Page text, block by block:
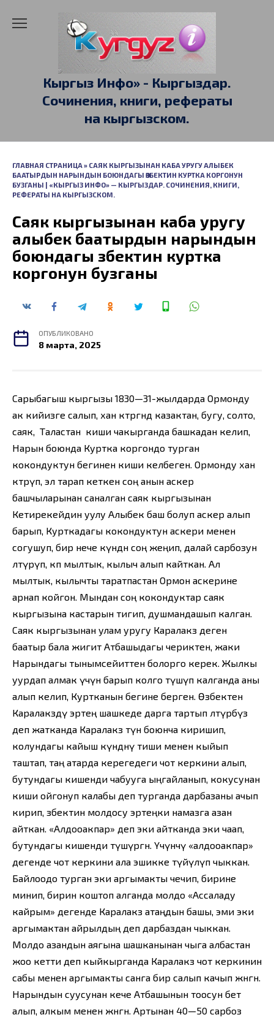
Кыргыз Инфо» - Кыргыздар.
Сочинения, книги, рефераты
на кыргызском.
ГЛАВНАЯ СТРАНИЦА» САЯК КЫРГЫЗЫНАН КАБА УРУГУ АЛЫБЕК
БААТЫРДЫН НАРЫНДЫН БОЮНДАГЫ ӨЗБЕКТИН КУРТКА КОРГОНУН
БУЗГАНЫ | «КЫРГЫЗ ИНФО» — КЫРГЫЗДАР. СОЧИНЕНИЯ, КНИГИ,
РЕФЕРАТЫ НА КЫРГЫЗСКОМ.
Саяк кыргызынан каба уругу
алыбек баатырдын нарындын
боюндагы өзбектин куртка
коргонун бузганы
ОПУБЛИКОВАНО
8 марта, 2025
Сарыбагыш кыргызы 1830—31-жылдарда Ормонду
ак кийизге салып, хан көтөргөндө казактан, бугу, солто,
саяк, Таластан киши чакырганда башкадан келип,
Нарын боюнда Куртка коргондо турган
кокондуктун бегинен киши келбеген. Ормонду хан
көтөрүп, эл тарап кеткен соң анын аскер
башчыларынан саналган саяк кыргызынан
Кетирекейдин уулу Алыбек баш болуп аскер алып
барып, Курткадагы кокондуктун аскери менен
согушуп, бир нече күндөн соң жеңип, далай сарбозун
өлтүрүп, көп мылтык, кылыч алып кайткан. Ал
мылтык, кылычты таратпастан Ормон аскерине
арнап койгон. Мындан соң кокондуктар саяк
кыргызына кастарын тигип, душмандашып калган.
Саяк кыргызынан улам уругу Каралакөз деген
баатыр бала жигит Атбашыдагы чериктен, жаки
Нарындагы тынымсейиттен болорго керек. Жылкы
уурдап алмак үчүн барып колго түшүп калганда аны
алып келип, Куртканын бегине берген. Өзбектен
Каралакөздү эртең шашкеде дарга тартып өлтүрөбүз
деп жатканда Каралакөз түн боюнча киришип,
колундагы кайыш күндөнү тиши менен кыйып
таштап, таң атарда керегедеги чот керкини алып,
бутундагы кишенди чабууга ыңгайланып, кокусунан
киши ойгонуп калабы деп турганда дарбазаны ачып
кирип, өзбектин молдосу эртеңки намазга азан
айткан. «Алдооакпар» деп эки айтканда эки чаап,
бутундагы кишенди түшүргөн. Үчүнчү «алдооакпар»
дегенде чот керкини ала эшикке түйүлүп чыккан.
Байлоодо турган эки аргымакты чечип, бирине
минип, бирин коштоп алганда молдо «Ассаладу
кайрым» дегенде Каралакөз атаңдын башы, эми эки
аргымактан айрылдың деп дарбаздан чыккан.
Молдо азандын аягына шашканынан чыга албастан
жоо кетти деп кыйкырганда Каралакөз чот керкинин
сабы менен аргымакты санга бир салып качып жөнөгөн.
Нарындын суусунан кече Атбашынын тоосун бет
алып, алкым менен жөнөгөн. Артынан 40—50 сарбоз